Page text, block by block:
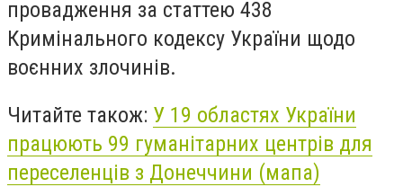
провадження за статтею 438
Кримінального кодексу України щодо
воєнних злочинів.
Читайте також: У 19 областях України
працюють 99 гуманітарних центрів для
переселенців з Донеччини (мапа)